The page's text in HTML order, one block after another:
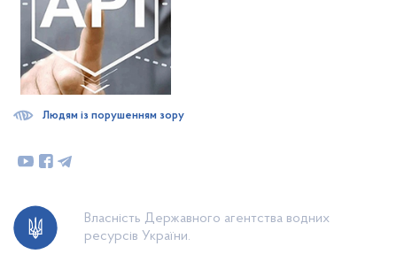
Власність Державного агентства водних
ресурсів України.
Людям із порушенням зору